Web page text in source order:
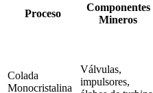
Proceso
Componentes
Mineros
Colada
Monocristalina
Válvulas,
impulsores,